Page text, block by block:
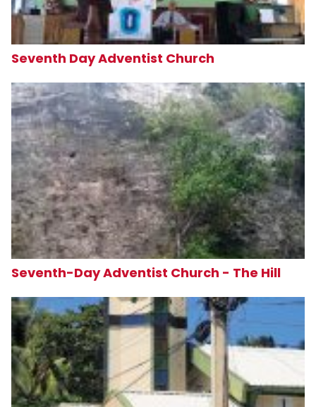
Seventh Day Adventist Church
Seventh-Day Adventist Church - The Hill